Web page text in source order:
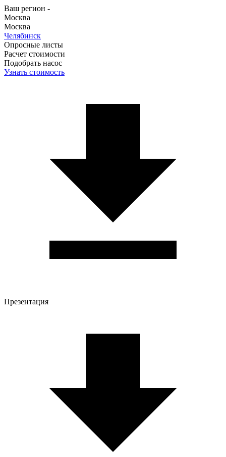
Ваш регион -
Москва
Москва
Челябинск
Опросные листы
Расчет стоимости
Подобрать насос
Узнать стоимость
Презентация